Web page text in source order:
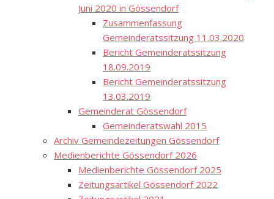
Juni 2020 in Gössendorf
Zusammenfassung
Gemeinderatssitzung 11.03.2020
Bericht Gemeinderatssitzung
18.09.2019
Bericht Gemeinderatssitzung
13.03.2019
Gemeinderat Gössendorf
Gemeinderatswahl 2015
Archiv Gemeindezeitungen Gössendorf
Medienberichte Gössendorf 2026
Medienberichte Gössendorf 2025
Zeitungsartikel Gössendorf 2022